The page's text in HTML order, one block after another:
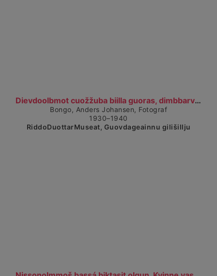
Dievdoolbmot cuožžuba biilla guoras, dimbbarviessu...
Čájet dárkkes dieđuid
Bongo, Anders Johansen, Fotograf
1930–1940
RiddoDuottarMuseat, Guovdageainnu gilišillju